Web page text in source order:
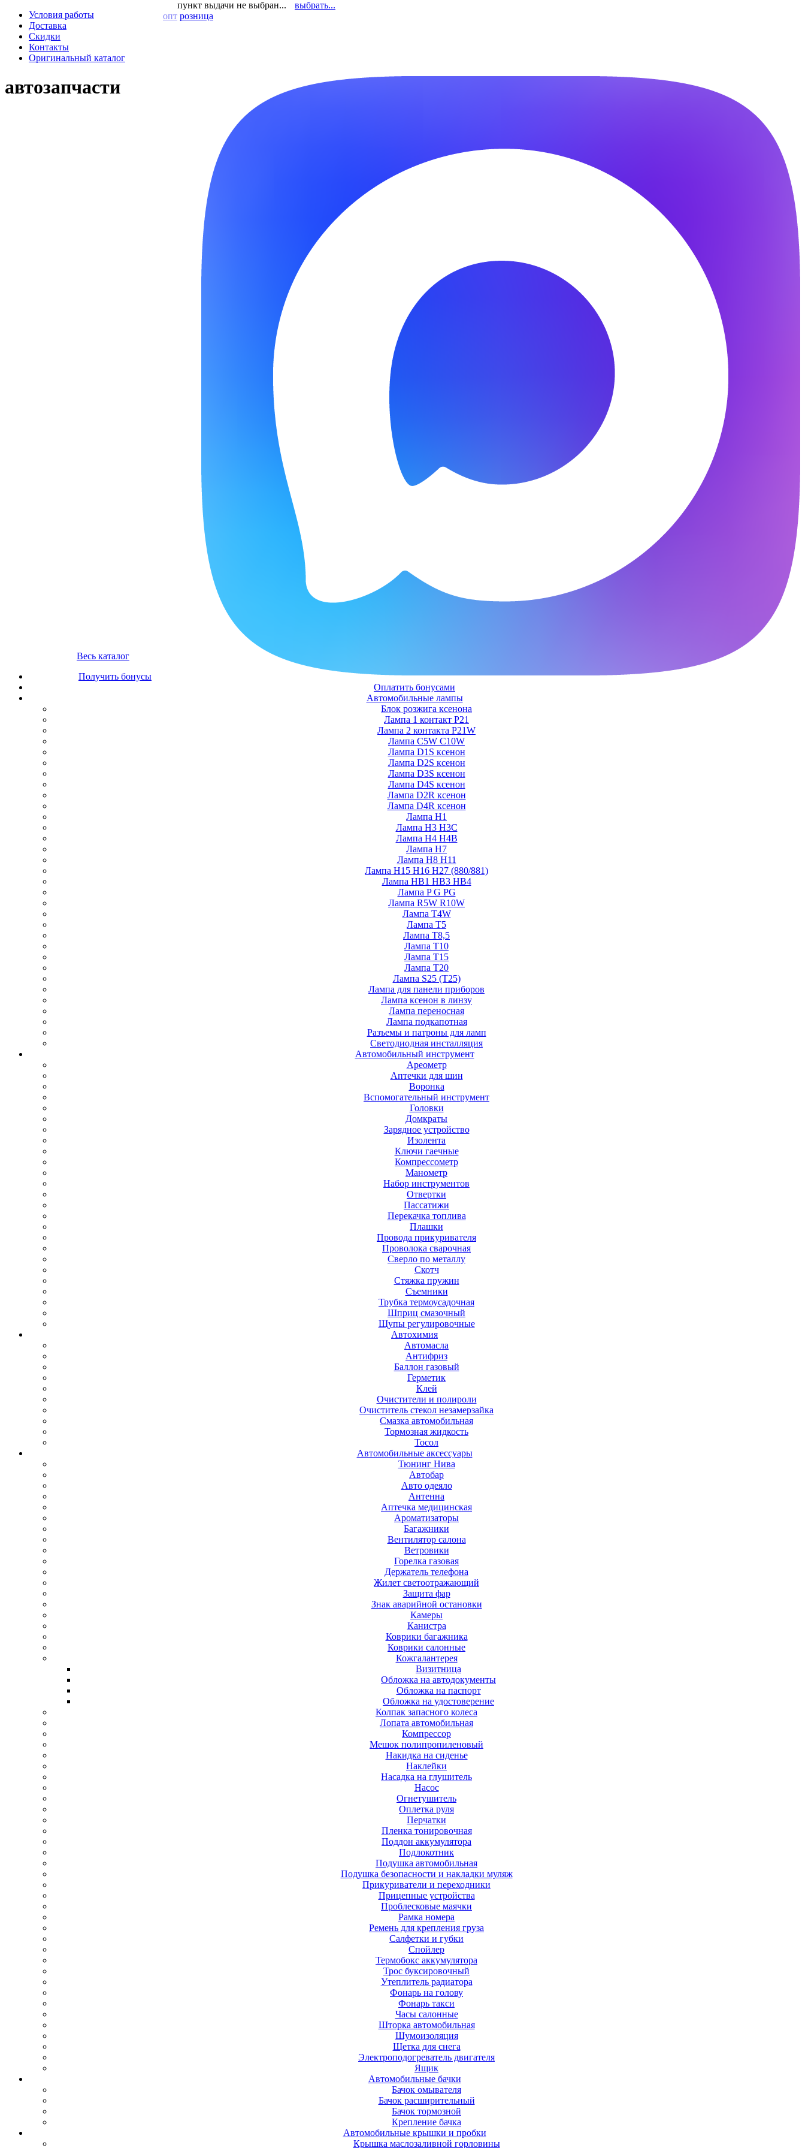
Условия работы
Доставка
Скидки
Контакты
Оригинальный каталог
пункт выдачи не выбран...
выбрать...
опт розница
автозапчасти
Весь каталог
Получить бонусы
Оплатить бонусами
Автомобильные лампы
Блок розжига ксенона
Лампа 1 контакт P21
Лампа 2 контакта P21W
Лампа C5W C10W
Лампа D1S ксенон
Лампа D2S ксенон
Лампа D3S ксенон
Лампа D4S ксенон
Лампа D2R ксенон
Лампа D4R ксенон
Лампа H1
Лампа H3 H3C
Лампа H4 H4B
Лампа H7
Лампа H8 H11
Лампа H15 H16 H27 (880/881)
Лампа HB1 HB3 HB4
Лампа P G PG
Лампа R5W R10W
Лампа T4W
Лампа T5
Лампа T8,5
Лампа T10
Лампа T15
Лампа T20
Лампа S25 (T25)
Лампа для панели приборов
Лампа ксенон в линзу
Лампа переносная
Лампа подкапотная
Разъемы и патроны для ламп
Светодиодная инсталляция
Автомобильный инструмент
Ареометр
Аптечки для шин
Воронка
Вспомогательный инструмент
Головки
Домкраты
Зарядное устройство
Изолента
Ключи гаечные
Компрессометр
Манометр
Набор инструментов
Отвертки
Пассатижи
Перекачка топлива
Плашки
Провода прикуривателя
Проволока сварочная
Сверло по металлу
Скотч
Стяжка пружин
Съемники
Трубка термоусадочная
Шприц смазочный
Щупы регулировочные
Автохимия
Автомасла
Антифриз
Баллон газовый
Герметик
Клей
Очистители и полироли
Очиститель стекол незамерзайка
Смазка автомобильная
Тормозная жидкость
Тосол
Автомобильные аксессуары
Тюнинг Нива
Автобар
Авто одеяло
Антенна
Аптечка медицинская
Ароматизаторы
Багажники
Вентилятор салона
Ветровики
Горелка газовая
Держатель телефона
Жилет светоотражающий
Защита фар
Знак аварийной остановки
Камеры
Канистра
Коврики багажника
Коврики салонные
Кожгалантерея
Визитница
Обложка на автодокументы
Обложка на паспорт
Обложка на удостоверение
Колпак запасного колеса
Лопата автомобильная
Компрессор
Мешок полипропиленовый
Накидка на сиденье
Наклейки
Насадка на глушитель
Насос
Огнетушитель
Оплетка руля
Перчатки
Пленка тонировочная
Поддон аккумулятора
Подлокотник
Подушка автомобильная
Подушка безопасности и накладки муляж
Прикуриватели и переходники
Прицепные устройства
Проблесковые маячки
Рамка номера
Ремень для крепления груза
Салфетки и губки
Спойлер
Термобокс аккумулятора
Трос буксировочный
Утеплитель радиатора
Фонарь на голову
Фонарь такси
Часы салонные
Шторка автомобильная
Шумоизоляция
Щетка для снега
Электроподогреватель двигателя
Ящик
Автомобильные бачки
Бачок омывателя
Бачок расширительный
Бачок тормозной
Крепление бачка
Автомобильные крышки и пробки
Крышка маслозаливной горловины